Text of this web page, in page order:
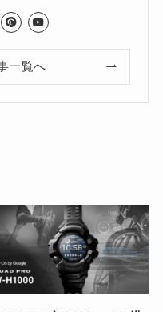
一覧へ